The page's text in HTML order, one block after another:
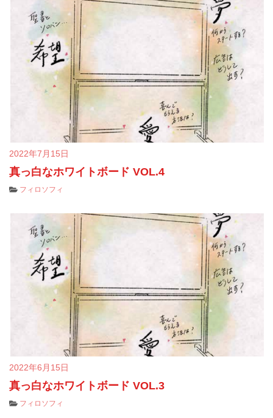
2022年7月15日
真っ白なホワイトボード VOL.4
フィロソフィ
2022年6月15日
真っ白なホワイトボード VOL.3
フィロソフィ